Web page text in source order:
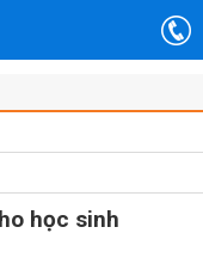
học sinh